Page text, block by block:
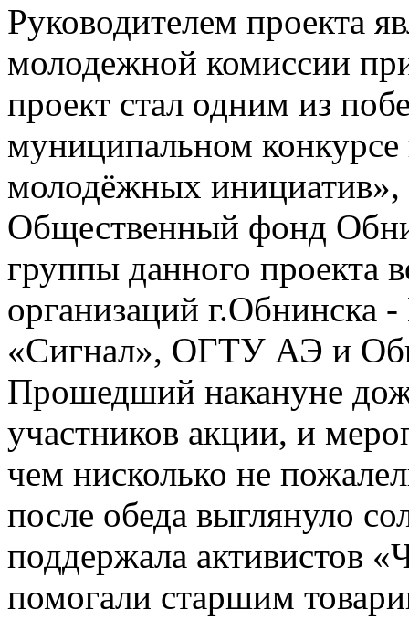
Руководителем проекта
молодежной комиссии
проект стал одним из
муниципальном
молодёжных инициатив»,
Общественный фонд
группы данного проекта
организаций
«Сигнал», ОГТУ АЭ и
Прошедший накануне
участников акции, и
чем нисколько не
после обеда выглянуло
поддержала активистов
помогали старшим